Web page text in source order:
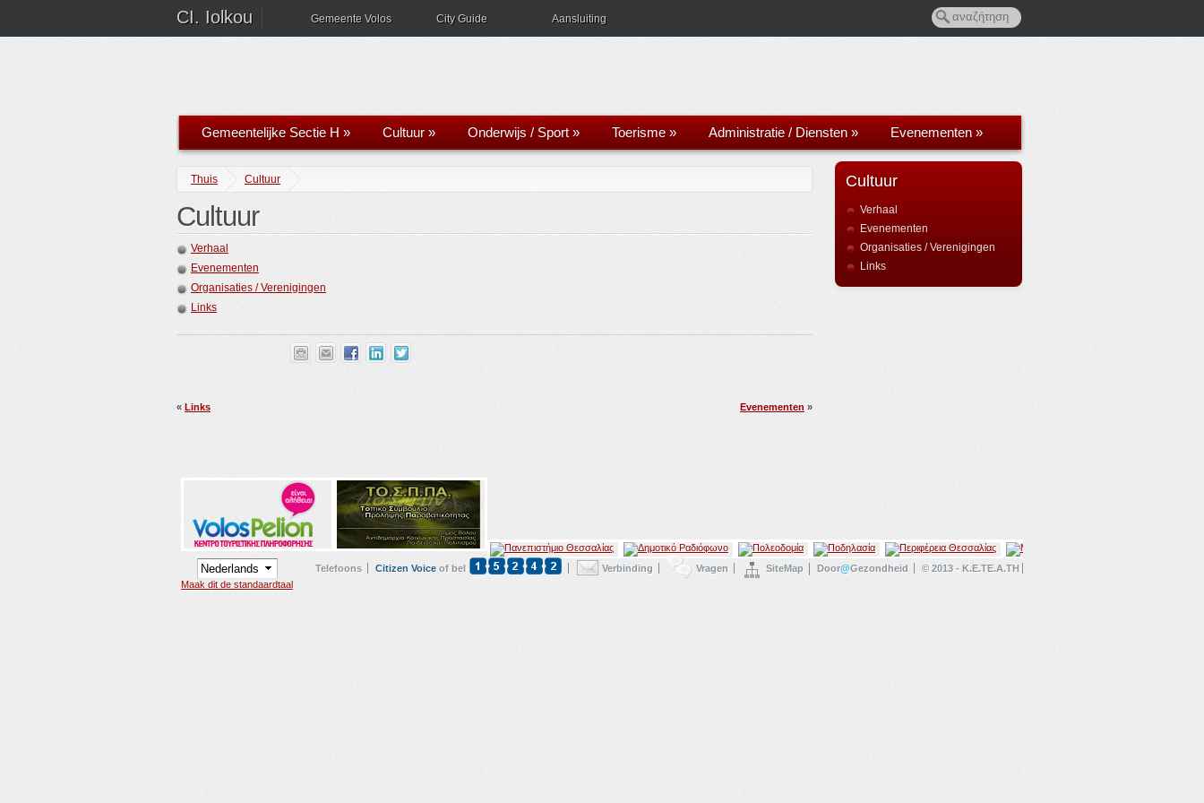
CI. Iolkou Gemeente Volos City Guide Aansluiting
Gemeentelijke Sectie H » Cultuur » Onderwijs / Sport » Toerisme » Administratie / Diensten » Evenementen »
Thuis Cultuur
Cultuur
Verhaal
Evenementen
Organisaties / Verenigingen
Links
« Links Evenementen »
Cultuur
Verhaal
Evenementen
Organisaties / Verenigingen
Links
Maak dit de standaardtaal
Telefoons Citizen Voice of bel Verbinding Vragen SiteMap Door@Gezondheid © 2013 - K.E.TE.A.TH